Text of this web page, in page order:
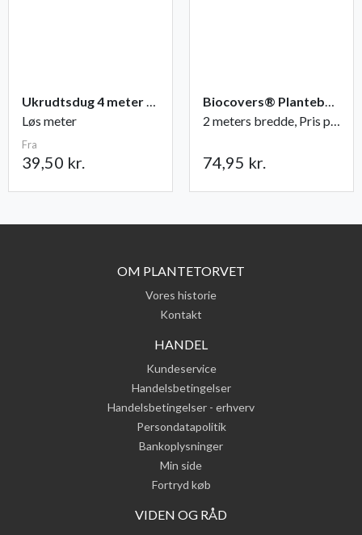
Ukrudtsdug 4 meter bred
Løs meter
Fra
39,50 kr.
Biocovers® Plantebaseret ukrudtsdug - 100% nedbrydelig
2 meters bredde, Pris pr. løbende meter
74,95 kr.
OM PLANTETORVET
Vores historie
Kontakt
HANDEL
Kundeservice
Handelsbetingelser
Handelsbetingelser - erhverv
Persondatapolitik
Bankoplysninger
Min side
Fortryd køb
VIDEN OG RÅD